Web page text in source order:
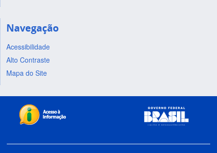
Navegação
Acessibilidade
Alto Contraste
Mapa do Site